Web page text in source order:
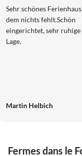
Sehr schönes
dem nichts fehlt.Schön
eingerichtet, sehr ruhige
Lage.
Martin Helbich
Fermes dans le